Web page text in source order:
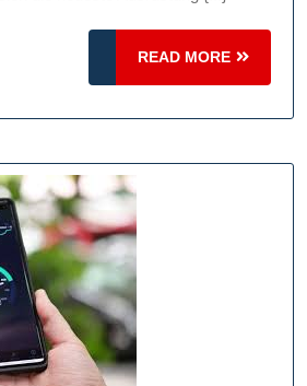
Sie
die
neueste
Ihrer
READ MORE
READ
MORE